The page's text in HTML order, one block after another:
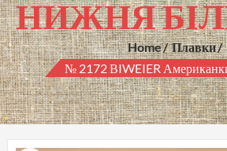
Home
Плавки
№ 2172 ВIWEIER